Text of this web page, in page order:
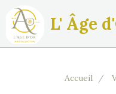
L' Âge
Accueil